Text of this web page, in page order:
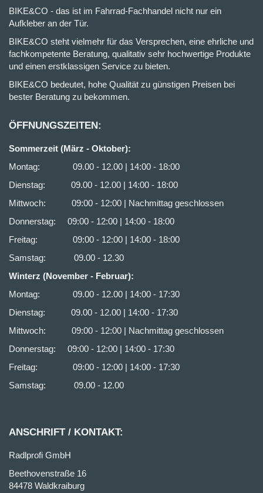
BIKE&CO - das ist im Fahrrad-Fachhandel nicht nur ein
Aufkleber an der Tür.
BIKE&CO steht vielmehr für das Versprechen, eine ehrliche und
fachkompetente Beratung, qualitativ sehr hochwertige Produkte
und einen erstklassigen Service zu bieten.
BIKE&CO bedeutet, hohe Qualität zu günstigen Preisen bei
bester Beratung zu bekommen.
ÖFFNUNGSZEITEN:
Sommerzeit (März - Oktober):
Montag: 09.00 - 12.00 | 14:00 - 18:00
Dienstag: 09.00 - 12.00 | 14:00 - 18:00
Mittwoch: 09:00 - 12:00 | Nachmittag geschlossen
Donnerstag: 09:00 - 12:00 | 14:00 - 18:00
Freitag: 09:00 - 12:00 | 14:00 - 18:00
Samstag: 09.00 - 12.30
Winterz (November - Februar):
Montag: 09.00 - 12.00 | 14:00 - 17:30
Dienstag: 09.00 - 12.00 | 14:00 - 17:30
Mittwoch: 09:00 - 12:00 | Nachmittag geschlossen
Donnerstag: 09:00 - 12:00 | 14:00 - 17:30
Freitag: 09:00 - 12:00 | 14:00 - 17:30
Samstag: 09.00 - 12.00
ANSCHRIFT / KONTAKT:
Radlprofi GmbH
Beethovenstraße 16
84478 Waldkraiburg